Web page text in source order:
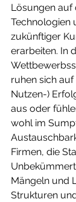
Lösungen auf
Technologien
zukünftiger
erarbeiten. In
ruhen sich
Nutzen-)
aus oder
wohl im
Firmen, die
Mängeln und
Strukturen